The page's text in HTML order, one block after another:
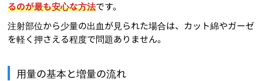
るのが最も安心な方法です。
注射部位から少量の出血が見られた場合は、カット綿やガーゼ
を軽く押さえる程度で問題ありません。
用量の基本と増量の流れ